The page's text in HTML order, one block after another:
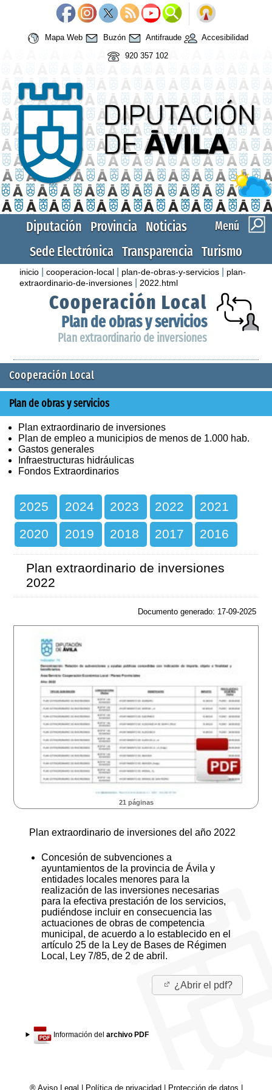
Mapa Web Buzón Antifraude
Accesibilidad
920 357 102
Menú
Diputación Provincia Noticias
Sede Electrónica Transparencia Turismo
inicio |cooperacion-local plan-de-obras-y-servicios
plan-
extraordinario-de-inversiones
2022.html
Cooperación Local
Plan de obras y servicios
Plan extraordinario de inversiones
Cooperación Local
Plan de obras y servicios
Plan extraordinario de inversiones
Plan de empleo a municipios de menos de 1.000 hab.
Gastos generales
Infraestructuras hidráulicas
Fondos Extraordinarios
2025 2024 2023 2022
2021
2020
2019 2018 2017 2016
Plan extraordinario de inversiones
2022
Documento generado: 17-09-2025
21 páginas
Plan extraordinario de inversiones del año 2022
Concesión de subvenciones a
ayuntamientos de la provincia de Ávila y
entidades locales menores para la
realización de las inversiones necesarias
para la efectiva prestación de los servicios,
pudiéndose incluir en consecuencia las
actuaciones de obras de competencia
municipal, de acuerdo a lo establecido en el
artículo 25 de la Ley de Bases de Régimen
Local, Ley 7/85, de 2 de abril.
¿Abrir el pdf?
Información delarchivo PDF
® Aviso Legal Política de privacidad Protección de datos